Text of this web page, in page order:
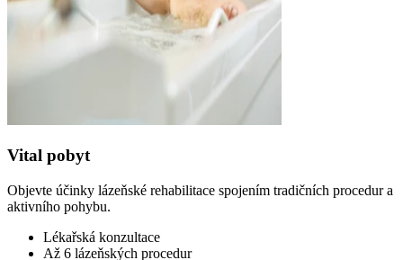
Vital pobyt
Objevte účinky lázeňské rehabilitace spojením tradičních procedur a
aktivního pohybu.
Lékařská konzultace
Až 6 lázeňských procedur